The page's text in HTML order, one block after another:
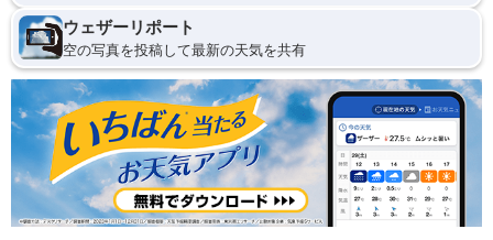
ウェザーリポート
空の写真を投稿して最新の天気を共有